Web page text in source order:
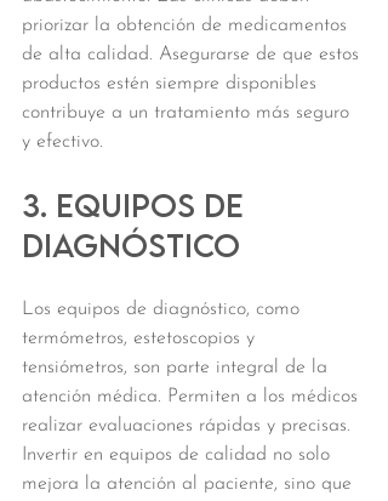
priorizar la obtención de medicamentos
de alta calidad. Asegurarse de que estos
productos estén siempre disponibles
contribuye a un tratamiento más seguro
y efectivo.
3. Equipos de
diagnóstico
Los equipos de diagnóstico, como
termómetros, estetoscopios y
tensiómetros, son parte integral de la
atención médica. Permiten a los médicos
realizar evaluaciones rápidas y precisas.
Invertir en equipos de calidad no solo
mejora la atención al paciente, sino que